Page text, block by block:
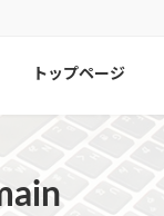
トップページ